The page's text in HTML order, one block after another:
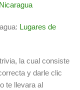
Lugares de
la cual consiste
y darle clic
te llevara al